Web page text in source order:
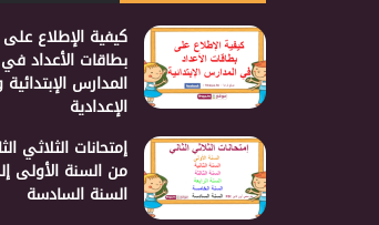
كيفية الإطلاع على
بطاقات الأعداد في
المدارس الإبتدائية
الإعدادية
إمتحانات الثلاثي
من السنة الأولى
السنة السادسة